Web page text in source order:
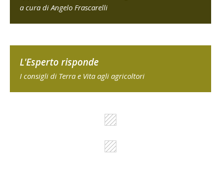
a cura di Angelo Frascarelli
L'Esperto risponde
I consigli di Terra e Vita agli agricoltori